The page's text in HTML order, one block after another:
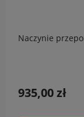
Naczynie
935,00 zł